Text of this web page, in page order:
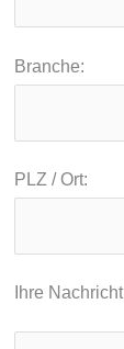
Branche:
PLZ / Ort:
Ihre Nachricht